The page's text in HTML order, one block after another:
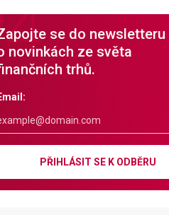
se do newsletteru
novinkách ze světa
trhů.
PŘIHLÁSIT SE K ODBĚRU